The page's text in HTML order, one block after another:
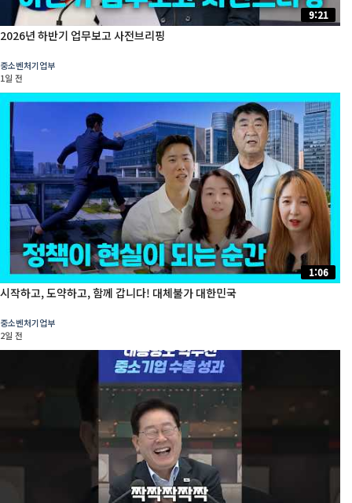
9:21
2026년 하반기 업무보고 사전브리핑
중소벤처기업부
1일 전
1:06
시작하고, 도약하고, 함께 갑니다! 대체불가 대한민국
중소벤처기업부
2일 전